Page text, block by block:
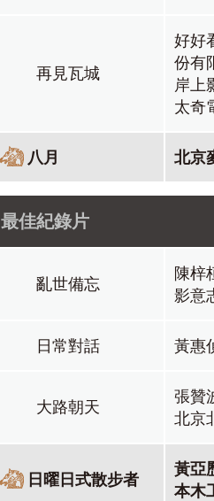
再見瓦城
好好
份有
岸上
太奇
八月 北京
最佳紀錄片
亂世備忘
陳梓
影意
日常對話 黃惠
大路朝天
張贊
北京
日曜日式散步者
黃亞
本木